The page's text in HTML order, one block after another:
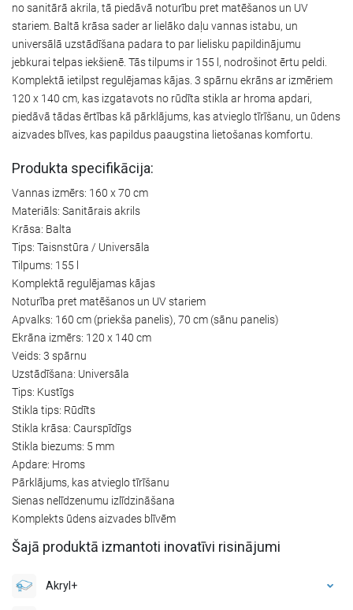
no sanitārā akrila, tā piedāvā noturību pret matēšanos un UV
stariem. Baltā krāsa sader ar lielāko daļu vannas istabu, un
universālā uzstādīšana padara to par lielisku papildinājumu
jebkurai telpas iekšienē. Tās tilpums ir 155 l, nodrošinot ērtu peldi.
Komplektā ietilpst regulējamas kājas. 3 spārnu ekrāns ar izmēriem
120 x 140 cm, kas izgatavots no rūdīta stikla ar hroma apdari,
piedāvā tādas ērtības kā pārklājums, kas atvieglo tīrīšanu, un ūdens
aizvades blīves, kas papildus paaugstina lietošanas komfortu.
Produkta specifikācija:
Vannas izmērs: 160 x 70 cm
Materiāls: Sanitārais akrils
Krāsa: Balta
Tips: Taisnstūra / Universāla
Tilpums: 155 l
Komplektā regulējamas kājas
Noturība pret matēšanos un UV stariem
Apvalks: 160 cm (priekša panelis), 70 cm (sānu panelis)
Ekrāna izmērs: 120 x 140 cm
Veids: 3 spārnu
Uzstādīšana: Universāla
Tips: Kustīgs
Stikla tips: Rūdīts
Stikla krāsa: Caurspīdīgs
Stikla biezums: 5 mm
Apdare: Hroms
Pārklājums, kas atvieglo tīrīšanu
Sienas nelīdzenumu izlīdzināšana
Komplekts ūdens aizvades blīvēm
Šajā produktā izmantoti inovatīvi risinājumi
Akryl+